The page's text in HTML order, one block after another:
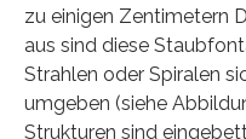
zu einigen Zentimetern
aus sind diese
Strahlen oder Spiralen
umgeben (siehe
Strukturen sind